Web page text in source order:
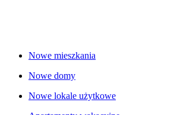
Nowe mieszkania
Nowe domy
Nowe lokale użytkowe